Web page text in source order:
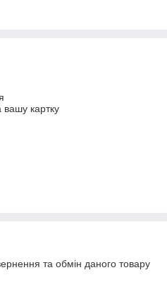
вашу картку
та обмін даного товару